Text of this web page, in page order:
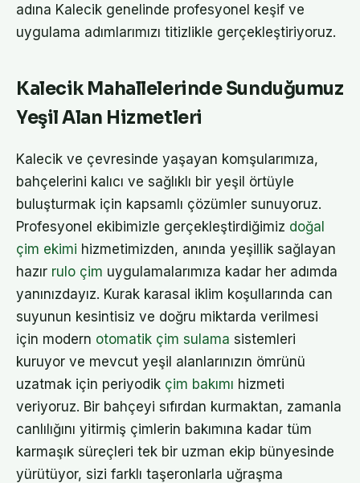
adına Kalecik genelinde profesyonel keşif ve
uygulama adımlarımızı titizlikle gerçekleştiriyoruz.
Kalecik Mahallelerinde Sunduğumuz
Yeşil Alan Hizmetleri
Kalecik ve çevresinde yaşayan komşularımıza,
bahçelerini kalıcı ve sağlıklı bir yeşil örtüyle
buluşturmak için kapsamlı çözümler sunuyoruz.
Profesyonel ekibimizle gerçekleştirdiğimiz doğal
çim ekimi hizmetimizden, anında yeşillik sağlayan
hazır rulo çim uygulamalarımıza kadar her adımda
yanınızdayız. Kurak karasal iklim koşullarında can
suyunun kesintisiz ve doğru miktarda verilmesi
için modern otomatik çim sulama sistemleri
kuruyor ve mevcut yeşil alanlarınızın ömrünü
uzatmak için periyodik çim bakımı hizmeti
veriyoruz. Bir bahçeyi sıfırdan kurmaktan, zamanla
canlılığını yitirmiş çimlerin bakımına kadar tüm
karmaşık süreçleri tek bir uzman ekip bünyesinde
yürütüyor, sizi farklı taşeronlarla uğraşma